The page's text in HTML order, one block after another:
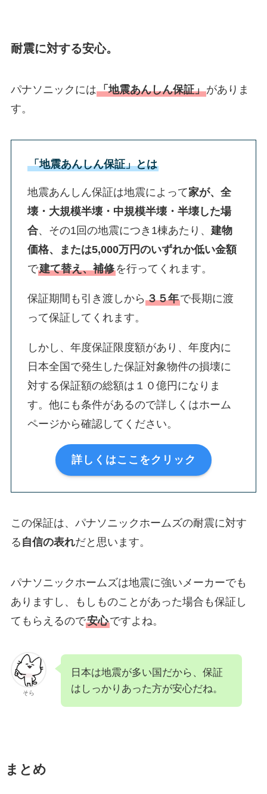
耐震に対する安心。
パナソニックには「地震あんしん保証」がありま
す。
「地震あんしん保証」とは
地震あんしん保証は地震によって家が、全
壊・大規模半壊・中規模半壊・半壊した場
合、その1回の地震につき1棟あたり、 建物
価格、または5,000万円のいずれか低い金額
で建て替え、補修を行ってくれます。
保証期間も引き渡しから ３５年で長期に渡
って保証してくれます。
しかし、年度保証限度額があり、年度内に
日本全国で発生した保証対象物件の損壊に
対する保証額の総額は１０億円になりま
す。他にも条件があるので詳しくはホーム
ページから確認してください。
詳しくはここをクリック
この保証は、パナソニックホームズの耐震に対す
る 自信の表れだと思います。
パナソニックホームズは地震に強いメーカーでも
ありますし、もしものことがあった場合も保証し
てもらえるので安心ですよね。
そら
日本は地震が多い国だから、保証
はしっかりあった方が安心だね。
まとめ